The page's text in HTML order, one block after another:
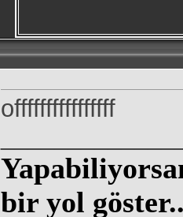
offffffffffffffff
bir yol